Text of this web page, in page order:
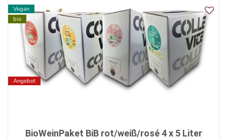
Vegan
bio
Angebot
BioWeinPaket BiB rot/weiß/rosé 4 x 5 Liter